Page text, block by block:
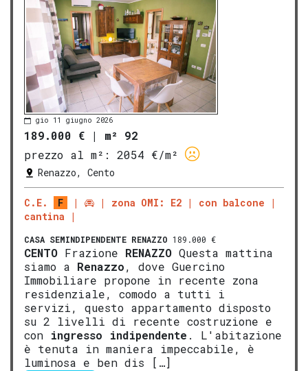
gio 11 giugno 2026
189.000 € | m² 92
prezzo al m²:
2054 €/m²
Renazzo, Cento
C.E. F zona OMI: E2
con balcone
cantina
CASA SEMINDIPENDENTE RENAZZO 189.000 €
CENTO Frazione RENAZZO Questa mattina
siamo a Renazzo, dove Guercino
Immobiliare propone in recente zona
residenziale, comodo a tutti i
servizi, questo appartamento disposto
su 2 livelli di recente costruzione e
con ingresso indipendente . L'abitazione
è tenuta in maniera impeccabile, è
luminosa e ben dis […]